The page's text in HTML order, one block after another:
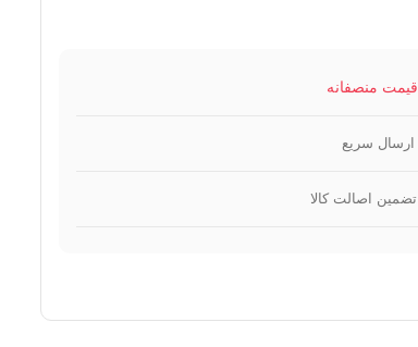
قیمت منصفانه
ارسال سریع
تضمین اصالت کالا